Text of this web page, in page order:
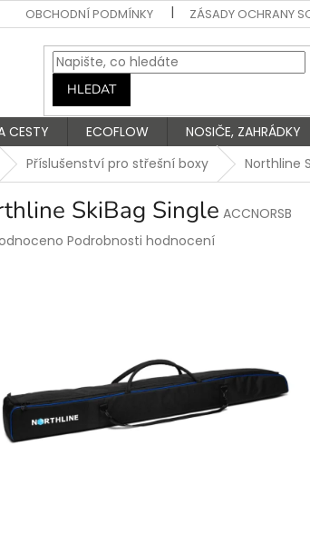
OBCHODNÍ PODMÍNKY ZÁSADY OCHRANY
HLEDAT
CESTY ECOFLOW NOSIČE, ZAHRÁDKY
Příslušenství pro střešní boxy Northline
SkiBag Single ACCNORSB
Podrobnosti hodnocení